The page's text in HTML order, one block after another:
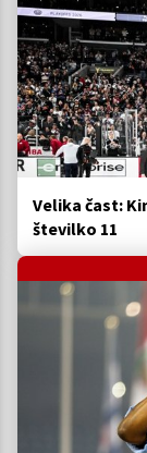
Velika čast:
številko 11